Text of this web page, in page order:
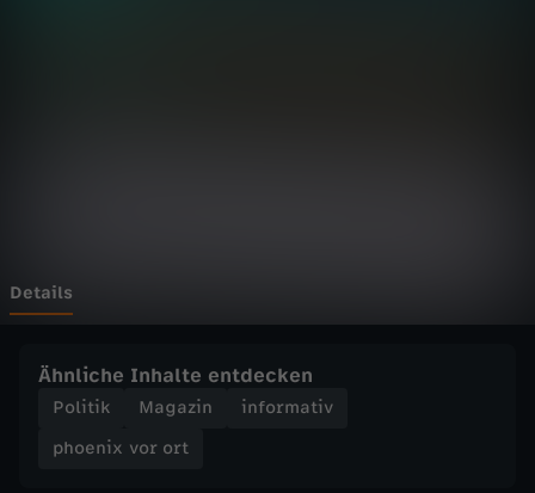
t
T
Details
Ähnliche Inhalte entdecken
Politik Magazin
informativ
phoenix vor ort